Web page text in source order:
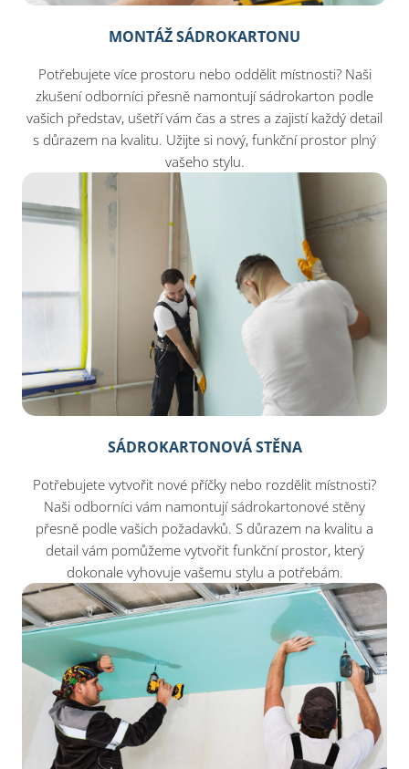
MONTÁŽ SÁDROKARTONU
Potřebujete více prostoru nebo oddělit místnosti? Naši
zkušení odborníci přesně namontují sádrokarton podle
vašich představ, ušetří vám čas a stres a zajistí každý detail
s důrazem na kvalitu. Užijte si nový, funkční prostor plný
vašeho stylu.
SÁDROKARTONOVÁ STĚNA
Potřebujete vytvořit nové příčky nebo rozdělit místnosti?
Naši odborníci vám namontují sádrokartonové stěny
přesně podle vašich požadavků. S důrazem na kvalitu a
detail vám pomůžeme vytvořit funkční prostor, který
dokonale vyhovuje vašemu stylu a potřebám.